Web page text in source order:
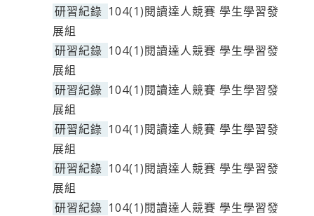
研習紀錄 104(1)閱讀達人競賽 學生學習發
展組
研習紀錄 104(1)閱讀達人競賽 學生學習發
展組
研習紀錄 104(1)閱讀達人競賽 學生學習發
展組
研習紀錄 104(1)閱讀達人競賽 學生學習發
展組
研習紀錄 104(1)閱讀達人競賽 學生學習發
展組
研習紀錄 104(1)閱讀達人競賽 學生學習發